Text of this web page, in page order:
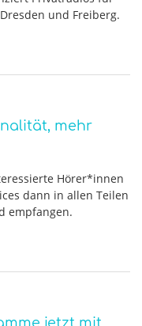
und Freiberg.
mehr
Hörer*innen
dann in allen Teilen
empfangen.